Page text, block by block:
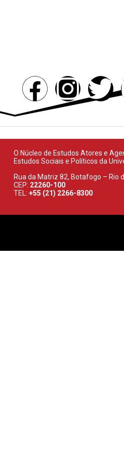
PUBLICAÇÕES MÍDIA
O Núcleo de Estudos Atores e
Estudos Sociais e Políticos da
Rua da Matriz 82, Botafogo – Rio
CEP: 22260-100
TEL: +55 (21) 2266-8300